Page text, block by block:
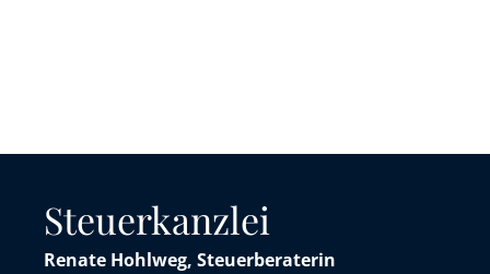
Steuerkanzlei
Renate Hohlweg, Steuerberaterin